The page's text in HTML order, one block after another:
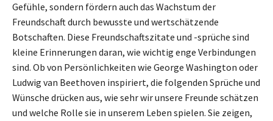
Gefühle, sondern fördern auch das Wachstum der
Freundschaft durch bewusste und wertschätzende
Botschaften. Diese Freundschaftszitate und -sprüche sind
kleine Erinnerungen daran, wie wichtig enge Verbindungen
sind. Ob von Persönlichkeiten wie George Washington oder
Ludwig van Beethoven inspiriert, die folgenden Sprüche und
Wünsche drücken aus, wie sehr wir unsere Freunde schätzen
und welche Rolle sie in unserem Leben spielen. Sie zeigen,